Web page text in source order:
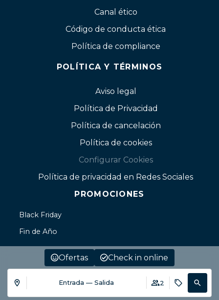
Ofertas Check in online
Entrada — Salida 2
Canal ético
Código de conducta ética
Política de compliance
POLÍTICA Y TÉRMINOS
Aviso legal
Política de Privacidad
Política de cancelación
Política de cookies
Configurar Cookies
Política de privacidad en Redes Sociales
PROMOCIONES
Black Friday
Fin de Año